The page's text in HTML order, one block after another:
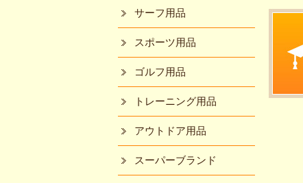
サーフ用品
スポーツ用品
ゴルフ用品
トレーニング用品
アウトドア用品
スーパーブランド